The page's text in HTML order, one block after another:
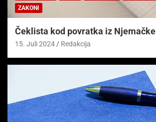
ZAKONI
Čeklista kod povratka iz Njemačke
15. Juli 2024 Redakcija